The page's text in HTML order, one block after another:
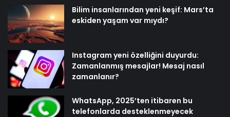
Bilim insanlarından yeni keşif: Mars’ta
eskiden yaşam var mıydı?
Instagram yeni özelliğini duyurdu:
Zamanlanmış mesajlar! Mesaj nasıl
zamanlanır?
WhatsApp, 2025’ten itibaren bu
telefonlarda desteklenmeyecek